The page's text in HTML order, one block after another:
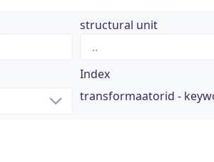
structural unit
Index
transformaatorid -